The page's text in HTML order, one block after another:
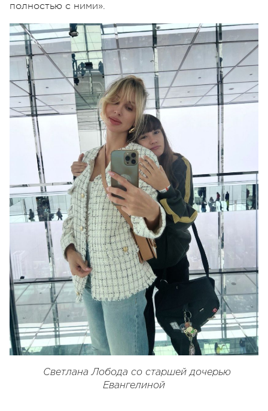
полностью с ними».
Светлана Лобода со старшей дочерью
Евангелиной